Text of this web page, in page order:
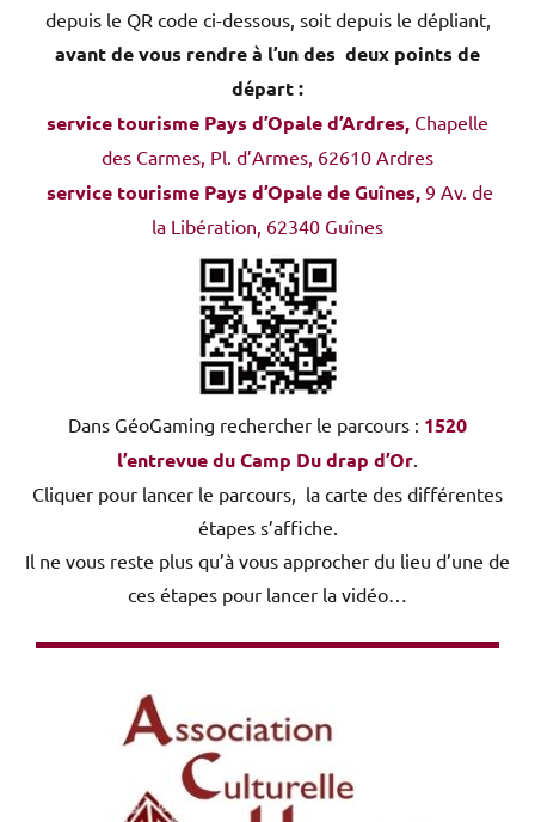
depuis le QR code ci-dessous, soit depuis le dépliant,
avant de vous rendre à l’un des deux points de
départ :
service tourisme Pays d’Opale d’Ardres, Chapelle
des Carmes, Pl. d’Armes, 62610 Ardres
service tourisme Pays d’Opale de Guînes, 9 Av. de
la Libération, 62340 Guînes
Dans GéoGaming rechercher le parcours : 1520
l’entrevue du Camp Du drap d’Or.
Cliquer pour lancer le parcours, la carte des différentes
étapes s’affiche.
Il ne vous reste plus qu’à vous approcher du lieu d’une de
ces étapes pour lancer la vidéo…